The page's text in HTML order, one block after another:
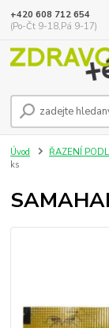
+420 608 712 654
(Po-Čt 9-18,Pá 9-17)
Úvod ŘAZENÍ
ks